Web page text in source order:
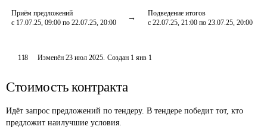
Приём предложений
с 17.07.25, 09:00 по 22.07.25, 20:00
Подведение итогов
с 22.07.25, 21:00 по 23.07.25, 20:00
118 Изменён23 июл 2025. Создан 1 янв 1
Стоимость контракта
Идёт запрос предложений по тендеру. В тендере победит тот, кто
предложит наилучшие условия.